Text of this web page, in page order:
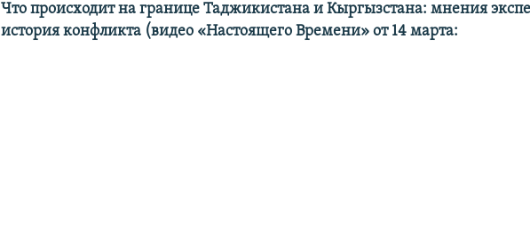
Что происходит на границе Таджикистана и Кыргызстана: мнения
история конфликта (видео «Настоящего Времени» от 14 марта: